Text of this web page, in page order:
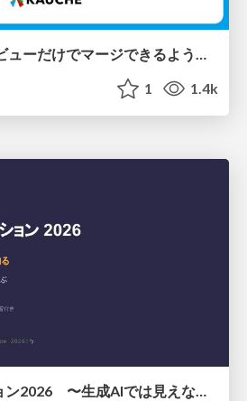
全PRの83%がAIレビューだけでマージできるようになった開発組織はその後どうなったか
1 1.4k